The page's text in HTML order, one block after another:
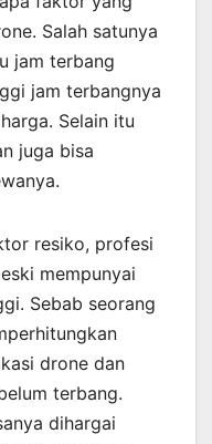
Salah satunya
jam terbang
jam terbangnya
Selain itu
juga bisa
resiko, profesi
mempunyai
Sebab seorang
drone dan
terbang.
dihargai